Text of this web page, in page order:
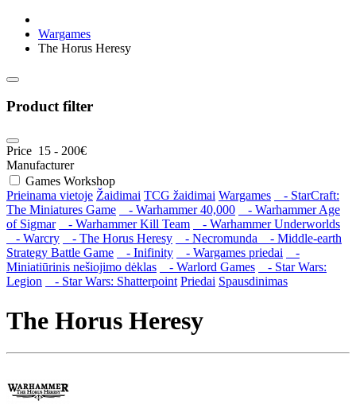
Wargames
The Horus Heresy
Product filter
Price 15 - 200€
Manufacturer
Games Workshop
Prieinama vietoje Žaidimai TCG žaidimai Wargames
- StarCraft:
The Miniatures Game
- Warhammer 40,000
- Warhammer Age
of Sigmar
- Warhammer Kill Team
- Warhammer Underworlds
- Warcry
- The Horus Heresy - Necromunda
- Middle-earth
Strategy Battle Game
- Inifinity - Wargames priedai
-
Miniatiūrinis nešiojimo dėklas
- Warlord Games
- Star Wars:
Legion
- Star Wars: Shatterpoint Priedai Spausdinimas
The Horus Heresy